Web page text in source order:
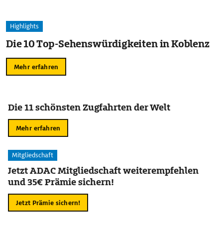
Highlights
Die 10 Top-Sehenswürdigkeiten in Koblenz
Mehr erfahren
Die 11 schönsten Zugfahrten der Welt
Mehr erfahren
Mitgliedschaft
Jetzt ADAC Mitgliedschaft weiterempfehlen
und 35€ Prämie sichern!
Jetzt Prämie sichern!